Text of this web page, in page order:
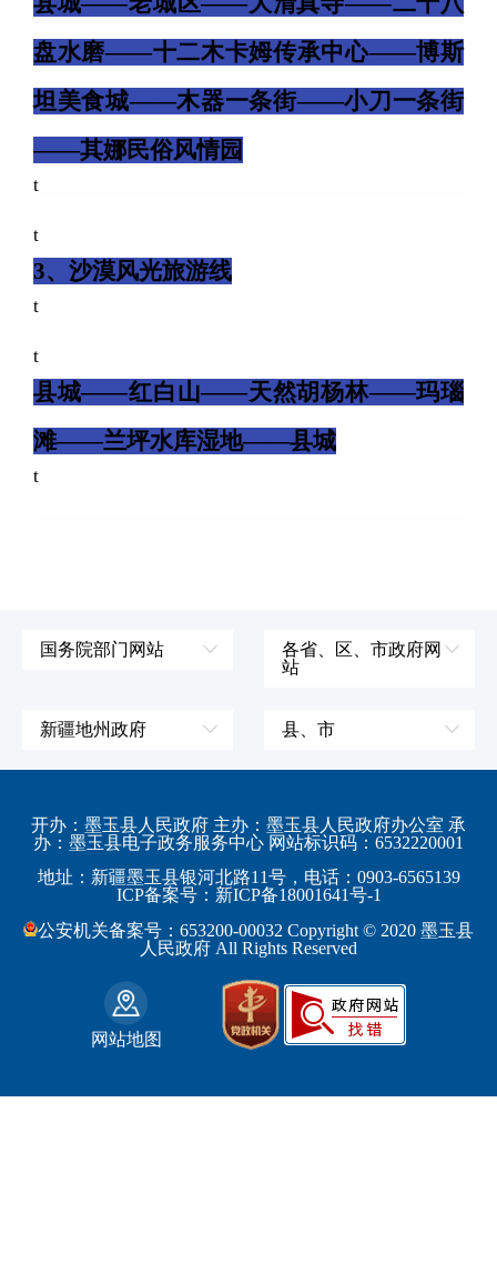
盘水磨——十二木卡姆传承中心——博斯
坦美食城——木器一条街——小刀一条街
——其娜民俗风情园
t
t
3、沙漠风光旅游线
t
t
县城——红白山——天然胡杨林——玛瑙
滩——兰坪水库湿地——县城
t
国务院部门网站
国防部
教育部
工业和信息化部
监察部
民政部
司法部
财政部
各省、区、市政府网
站
江苏省
浙江省
安徽省
福建省
江西省
山东省
新疆地州政府
伊犁哈萨克自治州
阿勒泰地区
博尔塔拉蒙古自治州
吐鲁番地区
巴音郭楞蒙古自治州
克拉玛依市
哈密地区
县、市
皮山县
策勒县
民丰县
和田市
开办：墨玉县人民政府 主办：墨玉县人民政府办公室 承
办：墨玉县电子政务服务中心 网站标识码：6532220001
地址：新疆墨玉县银河北路11号，电话：0903-6565139
ICP备案号：新ICP备18001641号-1
公安机关备案号：653200-00032 Copyright © 2020 墨玉县
人民政府 All Rights Reserved
网站地图